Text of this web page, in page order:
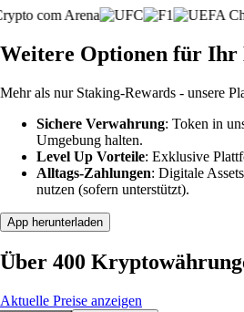
Weitere Optionen für Ihr
Mehr als nur Staking-Rewards - unsere
Sichere Verwahrung: Token in
Umgebung halten.
Level Up Vorteile: Exklusive
Alltags-Zahlungen: Digitale
nutzen (sofern unterstützt).
App herunterladen
Über 400
Aktuelle Preise anzeigen